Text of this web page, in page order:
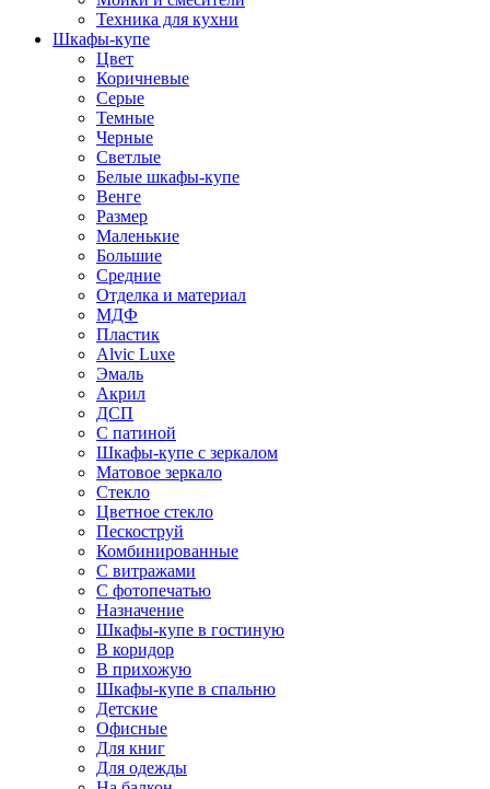
Техника для кухни
Шкафы-купе
Цвет
Коричневые
Серые
Темные
Черные
Светлые
Белые шкафы-купе
Венге
Размер
Маленькие
Большие
Средние
Отделка и материал
МДФ
Пластик
Alvic Luxe
Эмаль
Акрил
ДСП
С патиной
Шкафы-купе с зеркалом
Матовое зеркало
Стекло
Цветное стекло
Пескоструй
Комбинированные
С витражами
С фотопечатью
Назначение
Шкафы-купе в гостиную
В коридор
В прихожую
Шкафы-купе в спальню
Детские
Офисные
Для книг
Для одежды